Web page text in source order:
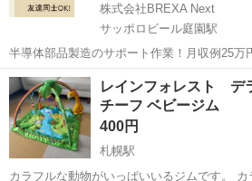
株式会社BREXA Next
サッポロビール庭園駅
半導体部品製造のサポート作業！月収例25
活躍中！座り作業！空調完備なので1年中快
＆無料駐車場あり★作業着無償貸与◎《北海道恵庭市》
お仕事 ◇半導体部品製造作...
北海道 恵庭市 サッポロビール庭園駅
レインフォレスト デ
チーフ ベビージム
400円
札幌駅
カラフルな動物がいっぱいいるジムです。 カ